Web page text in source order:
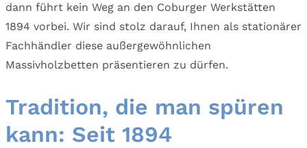
dann führt kein Weg an den Coburger Werkstätten
1894 vorbei. Wir sind stolz darauf, Ihnen als stationärer
Fachhändler diese außergewöhnlichen
Massivholzbetten präsentieren zu dürfen.
Tradition, die man spüren
kann: Seit 1894